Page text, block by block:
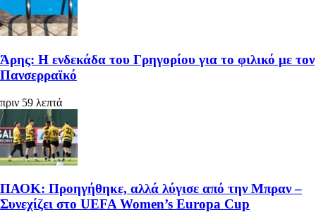
Άρης: Η ενδεκάδα του Γρηγορίου για το φιλικό με τον
Πανσερραϊκό
πριν 59 λεπτά
ΠΑΟΚ: Προηγήθηκε, αλλά λύγισε από την Μπραν –
Συνεχίζει στο UEFA Women’s Europa Cup